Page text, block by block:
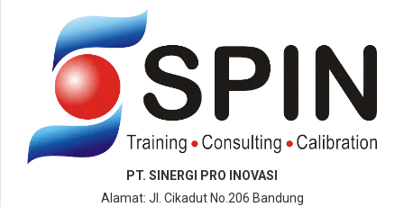
PT. SINERGI PRO INOVASI
Alamat: Jl. Cikadut No.206 Bandung